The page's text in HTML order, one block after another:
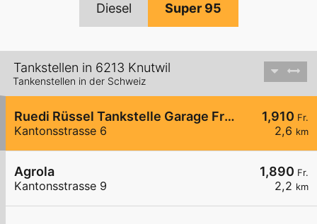
Diesel Super 95
Tankstellen in 6213 Knutwil
Tankenstellen in der Schweiz
1,910 Fr.
2,6 km
Ruedi Rüssel Tankstelle Garage Franz Wey
Kantonsstrasse 6
1,890 Fr.
2,2 km
Agrola
Kantonsstrasse 9